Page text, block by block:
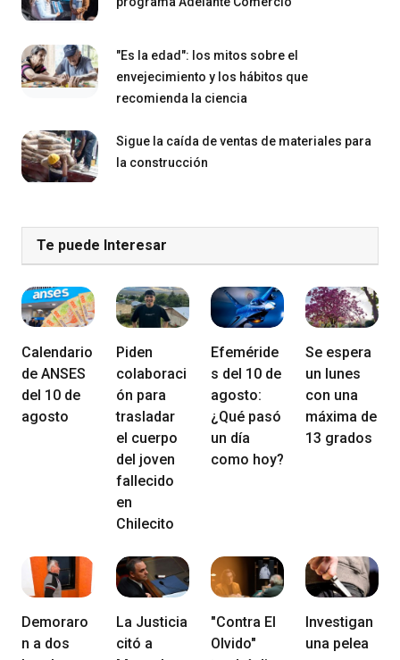
"Es la edad": los mitos sobre el
envejecimiento y los hábitos que
recomienda la ciencia
Sigue la caída de ventas de materiales para
la construcción
Te puede Interesar
Calendario
de ANSES
del 10 de
agosto
Piden
colaboraci
ón para
trasladar
el cuerpo
del joven
fallecido
en
Chilecito
Efeméride
s del 10 de
agosto:
¿Qué pasó
un día
como hoy?
Se espera
un lunes
con una
máxima de
13 grados
Demoraro
n a dos
La Justicia
citó a
"Contra El
Olvido"
Investigan
una pelea